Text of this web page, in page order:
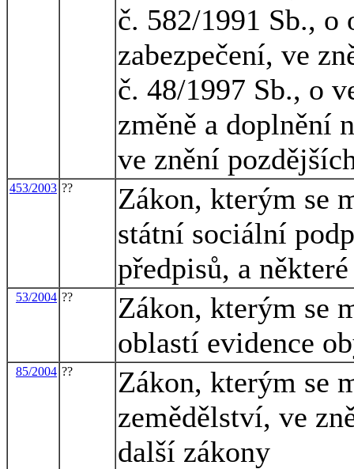
č. 582/1991 Sb., o
zabezpečení, ve
č. 48/1997 Sb., o
změně a doplnění
ve znění
453/2003 ??
Zákon, kterým se
státní sociální
předpisů, a
53/2004 ??
Zákon, kterým se
oblastí evidence
85/2004 ??
Zákon, kterým se
zemědělství, ve
další zákony